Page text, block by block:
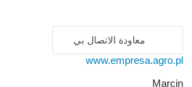
معاودة الاتصال بي
www.empresa.agro.pl
Marcin